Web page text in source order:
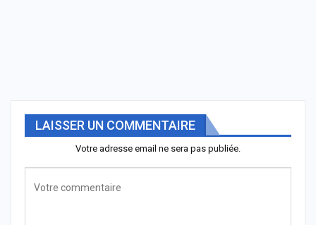
LAISSER UN COMMENTAIRE
Votre adresse email ne sera pas publiée.